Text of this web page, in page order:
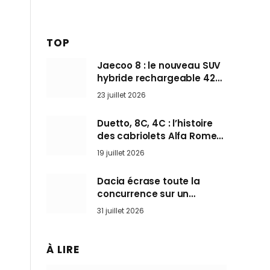
TOP
Jaecoo 8 : le nouveau SUV
hybride rechargeable 428
ch qui vise l’Audi Q7 arrive
en Europe cet automne
23 juillet 2026
Duetto, 8C, 4C : l’histoire
des cabriolets Alfa Romeo,
ces Spider qui ont défini
l’art de rouler cheveux au
vent
19 juillet 2026
Dacia écrase toute la
concurrence sur un
marché où personne ne
l’attendait
31 juillet 2026
À LIRE